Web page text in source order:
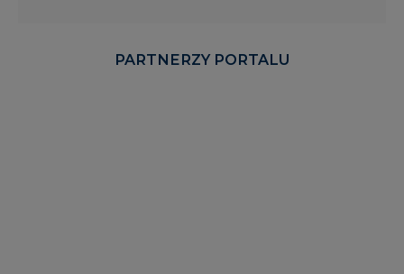
PARTNERZY PORTALU